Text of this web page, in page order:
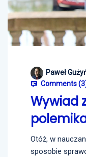
Paweł
Comments (3
Wywiad
Otóż, w
sposobie